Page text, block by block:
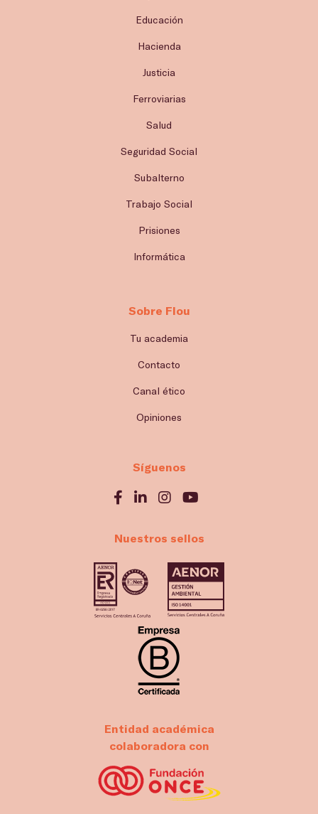
Educación
Hacienda
Justicia
Ferroviarias
Salud
Seguridad Social
Subalterno
Trabajo Social
Prisiones
Informática
Sobre Flou
Tu academia
Contacto
Canal ético
Opiniones
Síguenos
Nuestros sellos
Entidad académica
colaboradora con